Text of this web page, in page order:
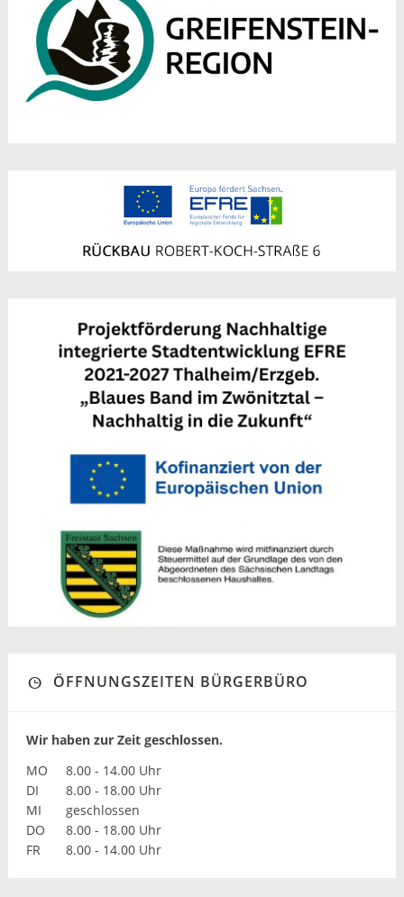
ÖFFNUNGSZEITEN BÜRGERBÜRO
Wir haben zur Zeit geschlossen.
MO
8.00 - 14.00 Uhr
DI
8.00 - 18.00 Uhr
MI
geschlossen
DO
8.00 - 18.00 Uhr
FR
8.00 - 14.00 Uhr